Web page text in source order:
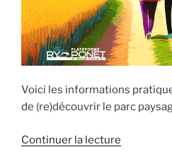
Voici les informations
de (re)découvrir le parc
Continuer la lecture